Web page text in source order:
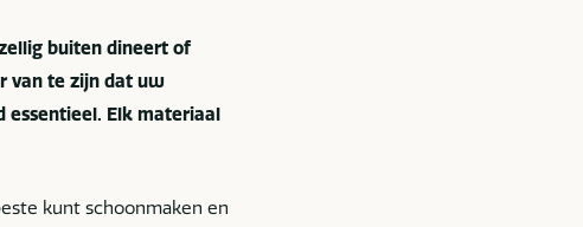
buiten dineert of
van te zijn dat uw
essentieel. Elk materiaal
kunt schoonmaken en